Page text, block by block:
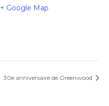
+ Google Map
30e anniversaire de Greenwood